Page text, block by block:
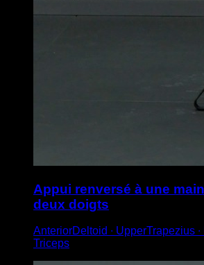
Appui renversé à une
deux doigts
AnteriorDeltoid ∙ UpperTrapezius ∙
Triceps